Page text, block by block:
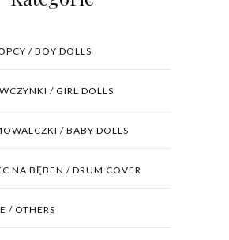
/ BOY DOLLS
/ GIRL DOLLS
/ BABY DOLLS
NA BĘBEN / DRUM COVER
/ OTHERS